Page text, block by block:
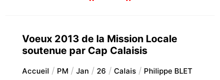
Voeux 2013 de la Mission Locale
soutenue par Cap Calaisis
Accueil PM Jan 26 Calais Philippe BLET